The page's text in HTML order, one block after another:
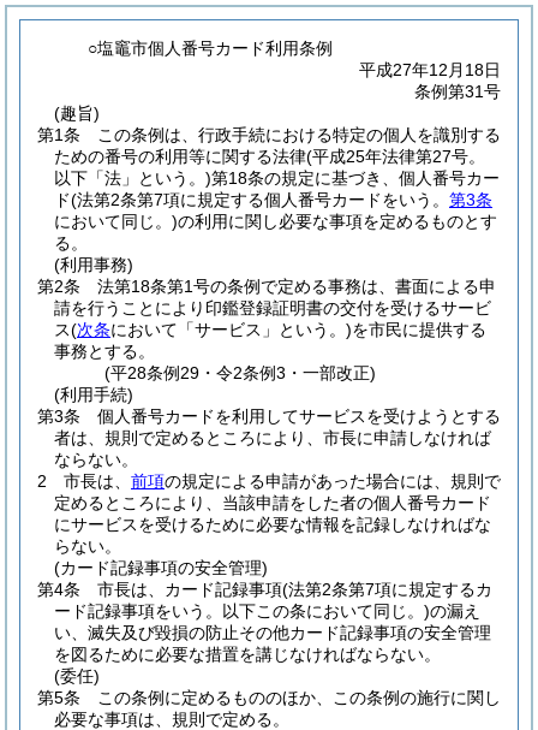
○塩竈市個人番号カード利用条例
平成27年12月18日
条例第31号
(趣旨)
第1条
この条例は、行政手続における特定の個人を識別する
ための番号の利用等に関する法律(平成25年法律第27号。
以下「法」という。)第18条の規定に基づき、個人番号カー
ド(法第2条第7項に規定する個人番号カードをいう。 第3条
において同じ。)の利用に関し必要な事項を定めるものとす
る。
(利用事務)
第2条
法第18条第1号の条例で定める事務は、書面による申
請を行うことにより印鑑登録証明書の交付を受けるサービ
ス(次条において「サービス」という。)を市民に提供する
事務とする。
(平28条例29・令2条例3・一部改正)
(利用手続)
第3条
個人番号カードを利用してサービスを受けようとする
者は、規則で定めるところにより、市長に申請しなければ
ならない。
2
市長は、 前項の規定による申請があった場合には、規則で
定めるところにより、当該申請をした者の個人番号カード
にサービスを受けるために必要な情報を記録しなければな
らない。
(カード記録事項の安全管理)
第4条
市長は、カード記録事項(法第2条第7項に規定するカ
ード記録事項をいう。以下この条において同じ。)の漏え
い、滅失及び毀損の防止その他カード記録事項の安全管理
を図るために必要な措置を講じなければならない。
(委任)
第5条
この条例に定めるもののほか、この条例の施行に関し
必要な事項は、規則で定める。